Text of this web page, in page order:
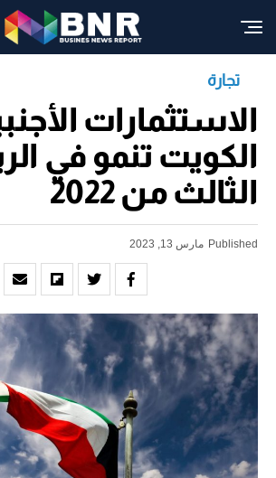
تجارة
الاستثمارات
الكويت تنمو في
الثالث من 2022
Published مارس 13, 2023